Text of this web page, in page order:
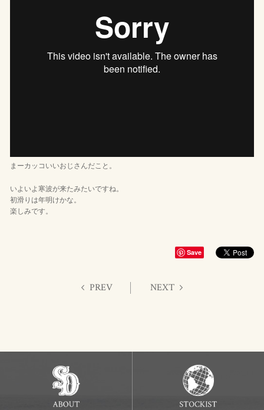
まーカッコいいおじさんだこと。
いよいよ寒波が来たみたいですね。
初滑りは年明けかな。
楽しみです。
Save
PREV NEXT